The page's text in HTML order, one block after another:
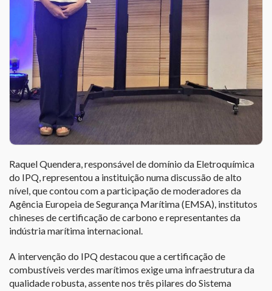
Raquel Quendera, responsável de domínio da Eletroquímica
do IPQ, representou a instituição numa discussão de alto
nível, que contou com a participação de moderadores da
Agência Europeia de Segurança Marítima (EMSA), institutos
chineses de certificação de carbono e representantes da
indústria marítima internacional.
A intervenção do IPQ destacou que a certificação de
combustíveis verdes marítimos exige uma infraestrutura da
qualidade robusta, assente nos três pilares do Sistema